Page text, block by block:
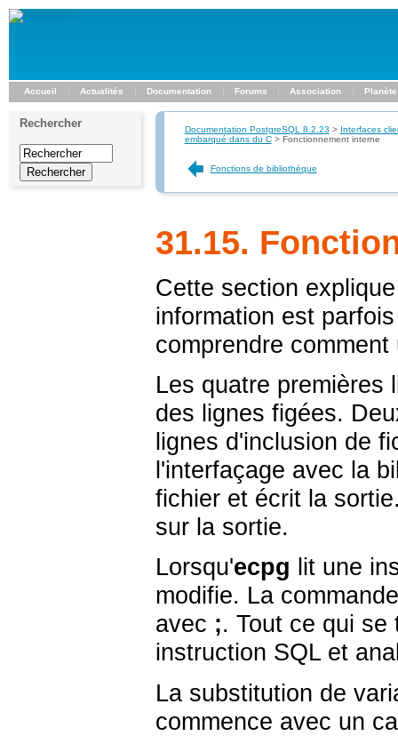
Accueil Actualités Documentation Forums Association Planète
Rechercher Documentation PostgreSQL 8.2.23 > Interfaces
embarqué dans du C> Fonctionnement interne
Fonctions de bibliothèque
31.15.
Cette section
information est
comprendre
Les quatre
des lignes figées.
lignes d'inclusion de
l'interfaçage avec la
fichier et écrit la
sur la sortie.
Lorsqu'ecpg lit une
modifie. La
avec ;. Tout ce qui se
instruction SQLet
La substitution de
commence avec un